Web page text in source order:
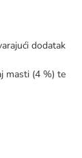
dodatak
masti (4 %) te